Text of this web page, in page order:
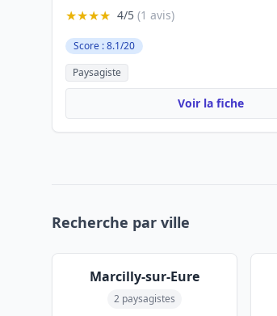
★★★★ 4/5 (1 avis)
Score : 8.1/20
Paysagiste
Voir la fiche
Recherche par ville
Marcilly-sur-Eure
2 paysagistes